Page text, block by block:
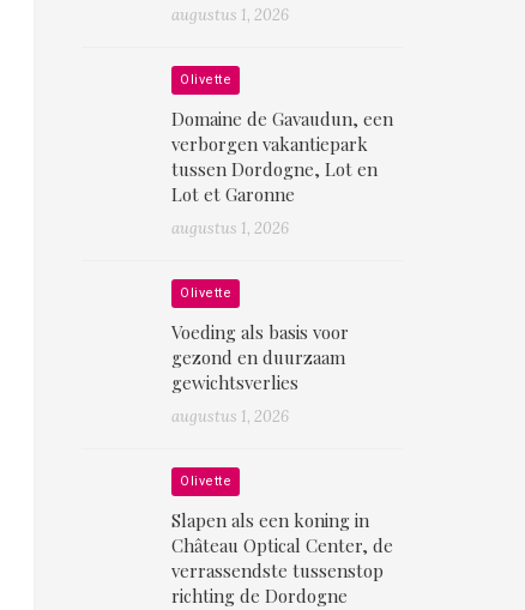
augustus 1, 2026
Olivette
Domaine de Gavaudun, een
verborgen vakantiepark
tussen Dordogne, Lot en
Lot et Garonne
augustus 1, 2026
Olivette
Voeding als basis voor
gezond en duurzaam
gewichtsverlies
augustus 1, 2026
Olivette
Slapen als een koning in
Château Optical Center, de
verrassendste tussenstop
richting de Dordogne